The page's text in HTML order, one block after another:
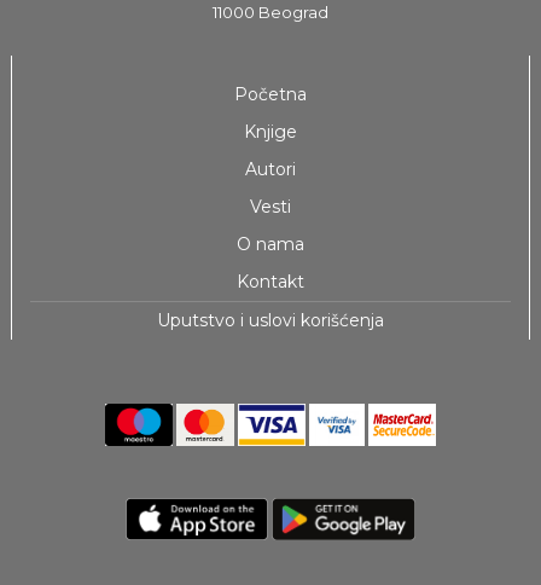
11000 Beograd
Početna
Knjige
Autori
Vesti
O nama
Kontakt
Uputstvo i uslovi korišćenja